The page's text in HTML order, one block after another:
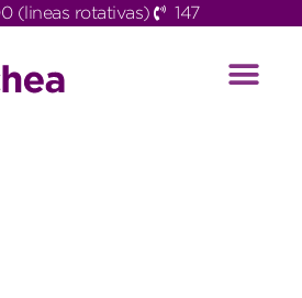
(lineas rotativas) 147